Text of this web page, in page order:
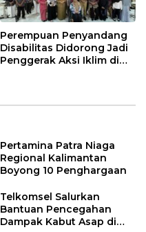
Perempuan Penyandang
Disabilitas Didorong Jadi
Penggerak Aksi Iklim di
Pertamina Patra Niaga
Regional Kalimantan
Boyong 10 Penghargaan
Telkomsel Salurkan
Bantuan Pencegahan
Dampak Kabut Asap di